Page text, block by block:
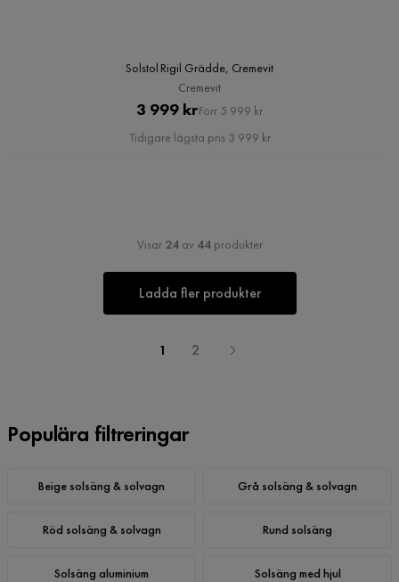
Solstol Rigil Grädde, Cremevit
Cremevit
Pris
3 999 krOriginal
Pris
Förr 5 999 kr
Tidigare lägsta pris 3 999 kr
Visar 24av 44produkter
Ladda fler produkter
1 2
Populära filtreringar
Beige solsäng & solvagn Grå solsäng & solvagn
Röd solsäng & solvagn Rund solsäng
Solsäng aluminium Solsäng med hjul